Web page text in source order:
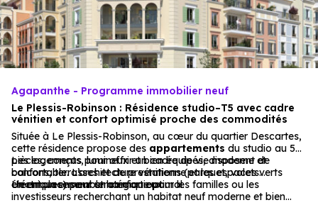
Agapanthe - Programme immobilier neuf
Le Plessis-Robinson : Résidence studio–T5 avec cadre
vénitien et confort optimisé proche des commodités
Située à Le Plessis-Robinson, au cœur du quartier Descartes,
cette résidence propose des appartements du studio au 5
pièces, conçus pour offrir un cadre de vie moderne et
confortable. L’architecture vénitienne et les espaces verts
créent un ensemble harmonieux.
Les logements, lumineux et bien équipés, disposent de
balcons, terrasses et de prestations (parquet, volets
électriques) pour un confort optimal.
Un emplacement stratégique pour les familles ou les
investisseurs recherchant un habitat neuf moderne et bien